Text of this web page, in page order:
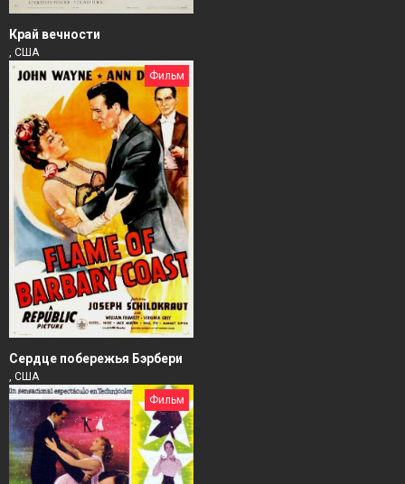
Край вечности
, США
Фильм
Сердце побережья Бэрбери
, США
Фильм